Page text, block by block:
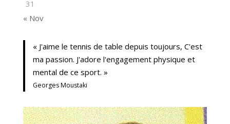
31
« Nov
« J'aime le tennis de table depuis toujours, C'est
ma passion. J'adore l'engagement physique et
mental de ce sport. »
Georges Moustaki